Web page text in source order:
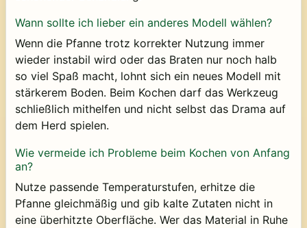
Wann sollte ich lieber ein anderes Modell wählen?
Wenn die Pfanne trotz korrekter Nutzung immer
wieder instabil wird oder das Braten nur noch halb
so viel Spaß macht, lohnt sich ein neues Modell mit
stärkerem Boden. Beim Kochen darf das Werkzeug
schließlich mithelfen und nicht selbst das Drama auf
dem Herd spielen.
Wie vermeide ich Probleme beim Kochen von Anfang
an?
Nutze passende Temperaturstufen, erhitze die
Pfanne gleichmäßig und gib kalte Zutaten nicht in
eine überhitzte Oberfläche. Wer das Material in Ruhe